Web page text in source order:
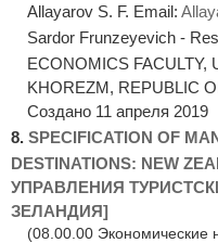
Allayarov S. F. Email:
Sardor Frunzeyevich -
ECONOMICS FACULTY,
KHOREZM, REPUBLIC
Создано 11 апреля 2019
8. SPECIFICATION OF
DESTINATIONS: NEW
УПРАВЛЕНИЯ
ЗЕЛАНДИЯ]
(08.00.00 Экономические